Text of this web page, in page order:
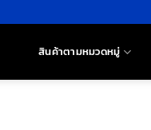
สินค้าตามหมวดหมู่